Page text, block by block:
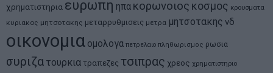
χρηματιστηρια ευρωπη ηπα κορωνοιος κοσμος κρουσματα
κυριακος μητσοτακης μεταρρυθμισεις μετρα μητσοτακης νδ
οικονομια ομολογα πετρελαιο πληθωρισμος ρωσια
συριζα τουρκια τραπεζες τσιπρας χρεος χρηματιστηριο